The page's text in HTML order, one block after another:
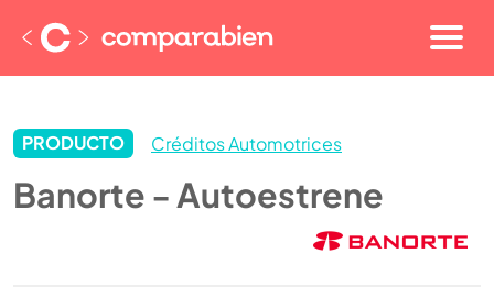
PRODUCTO Créditos Automotrices
Banorte - Autoestrene